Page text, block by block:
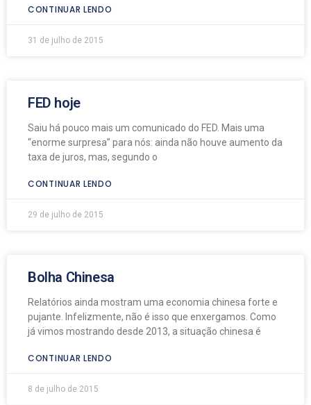
CONTINUAR LENDO
31 de julho de 2015
FED hoje
Saiu há pouco mais um comunicado do FED. Mais uma
“enorme surpresa” para nós: ainda não houve aumento da
taxa de juros, mas, segundo o
CONTINUAR LENDO
29 de julho de 2015
Bolha Chinesa
Relatórios ainda mostram uma economia chinesa forte e
pujante. Infelizmente, não é isso que enxergamos. Como
já vimos mostrando desde 2013, a situação chinesa é
CONTINUAR LENDO
8 de julho de 2015